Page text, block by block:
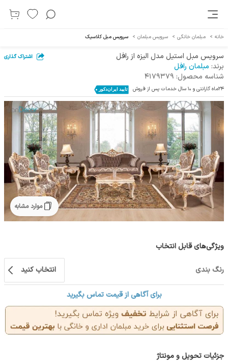
خانه > مبلمان خانگی > سرویس مبلمان > سرویس مبل کلاسیک
سرویس مبل استیل مدل الیزه از رافل اشتراک گذاری
برند: مبلمان رافل
شناسه محصول: 4179379
24ماه گارانتی و 10 سال خدمات پس از فروش
موارد مشابه
ویژگی‌های قابل انتخاب
رنگ بندی انتخاب کنید
برای آگاهی از قیمت تماس بگیرید
جزئیات تحویل و مونتاژ